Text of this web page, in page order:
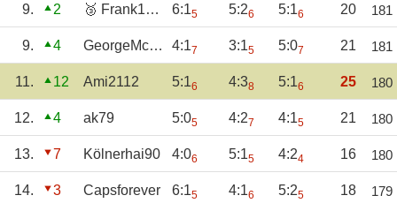
9. 2 🥉 Frank1508 6:15 5:26 5:16 20 181
9. 4 GeorgeMcFly 4:17 3:15 5:07 21 181
11. 12 Ami2112 5:16 4:38 5:16 25 180
12. 4 ak79 5:05 4:27 4:15 21 180
13. 7 Kölnerhai90 4:06 5:15 4:24 16 180
14. 3 Capsforever 6:15 4:16 5:25 18 179